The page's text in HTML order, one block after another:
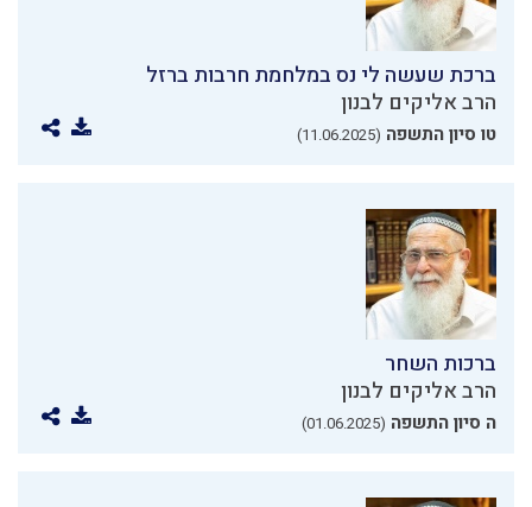
ברכת שעשה לי נס במלחמת חרבות ברזל
הרב אליקים לבנון
טו סיון התשפה (11.06.2025)
ברכות השחר
הרב אליקים לבנון
ה סיון התשפה (01.06.2025)